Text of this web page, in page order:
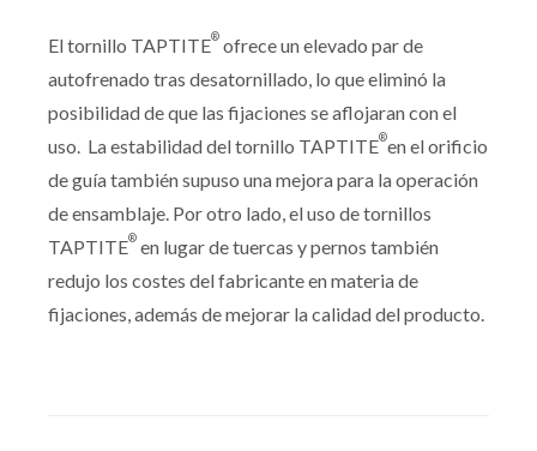
El tornillo TAPTITE® ofrece un elevado par de
autofrenado tras desatornillado, lo que eliminó la
posibilidad de que las fijaciones se aflojaran con el
uso. La estabilidad del tornillo TAPTITE®en el orificio
de guía también supuso una mejora para la operación
de ensamblaje. Por otro lado, el uso de tornillos
TAPTITE® en lugar de tuercas y pernos también
redujo los costes del fabricante en materia de
fijaciones, además de mejorar la calidad del producto.